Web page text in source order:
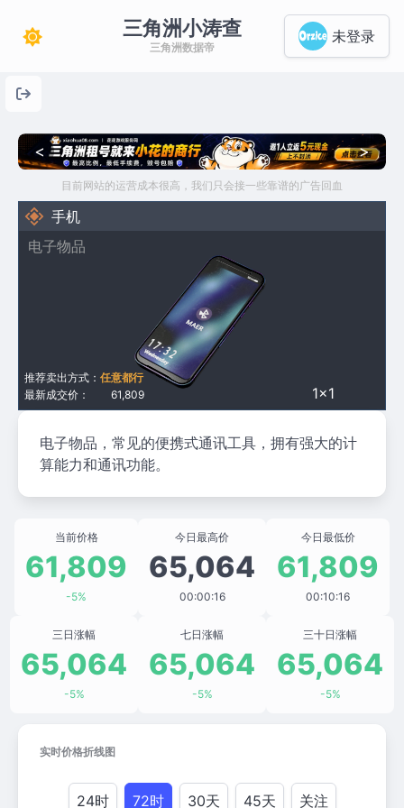
三角洲小涛查
三角洲数据帝
未登录
< >
目前网站的运营成本很高，我们只会接一些靠谱的广告回血
手机
电子物品
1×1
最新成交价： 61,809
推荐卖出方式： 任意都行
电子物品，常见的便携式通讯工具，拥有强大的计
算能力和通讯功能。
当前价格
61,809
-5%
今日最高价
65,064
00:00:16
今日最低价
61,809
00:10:16
三日涨幅
65,064
-5%
七日涨幅
65,064
-5%
三十日涨幅
65,064
-5%
实时价格折线图
24时 72时 30天 45天 关注